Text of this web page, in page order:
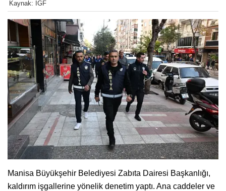
Kaynak: IGF
Manisa Büyükşehir Belediyesi Zabıta Dairesi Başkanlığı,
kaldırım işgallerine yönelik denetim yaptı. Ana caddeler ve